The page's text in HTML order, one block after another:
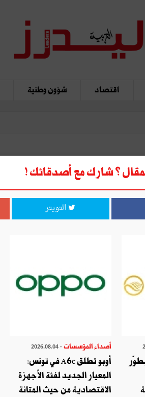
اقتصاد شؤون وطنية
؟ شارك مع أصدقائك !
التويتر
أصداء المؤسسات - 2026.08.04
أوبو تطلق A6c في تونس:
المعيار الجديد لفئة الأجهزة
الاقتصادية من حيث المتانة